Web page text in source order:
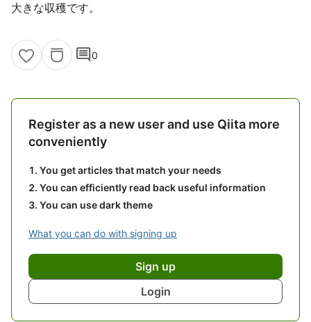
大きな収穫です。
comment0
Register as a new user and use Qiita more
conveniently
You get articles that match your needs
You can efficiently read back useful information
You can use dark theme
What you can do with signing up
Sign up
Login